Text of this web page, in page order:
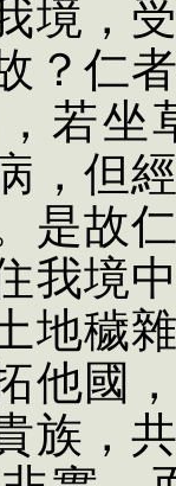
境，
？仁
若坐
，但
是故
我境
地穢
他國
族，